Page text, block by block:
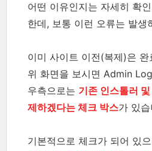
어떤 이유인지는 자세히 확
한데, 보통 이런 오류는 발생
이미 사이트 이전(복제)은 완
위 화면을 보시면 Admin
우측으로는 기존 인스톨러
제하겠다는 체크 박스가 있
기본적으로 체크가 되어 있